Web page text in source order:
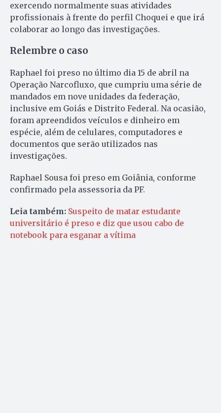
exercendo normalmente suas atividades
profissionais à frente do perfil Choquei e que irá
colaborar ao longo das investigações.
Relembre o caso
Raphael foi preso no último dia 15 de abril na
Operação Narcofluxo, que cumpriu uma série de
mandados em nove unidades da federação,
inclusive em Goiás e Distrito Federal. Na ocasião,
foram apreendidos veículos e dinheiro em
espécie, além de celulares, computadores e
documentos que serão utilizados nas
investigações.
Raphael Sousa foi preso em Goiânia, conforme
confirmado pela assessoria da PF.
Leia também: Suspeito de matar estudante
universitário é preso e diz que usou cabo de
notebook para esganar a vítima